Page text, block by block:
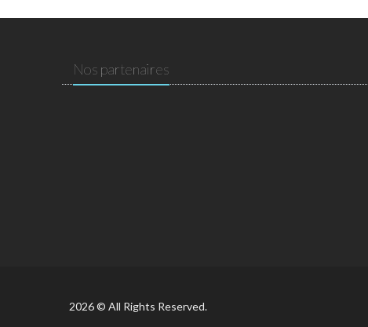
Nos partenaires
2026 © All Rights Reserved.